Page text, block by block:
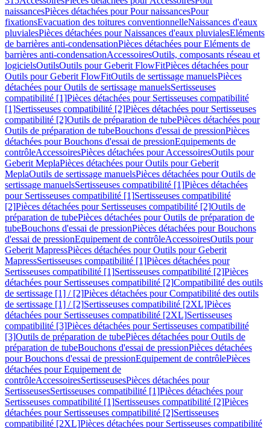
naissancesPièces détachées pour Pour naissancesPour
fixationsEvacuation des toitures conventionnelleNaissances d'eaux
pluvialesPièces détachées pour Naissances d'eaux pluvialesEléments
de barrières anti-condensationPièces détachées pour Eléments de
barrières anti-condensationAccessoiresOutils, composants réseau et
logicielsOutilsOutils pour Geberit FlowFitPièces détachées pour
Outils pour Geberit FlowFitOutils de sertissage manuelsPièces
détachées pour Outils de sertissage manuelsSertisseuses
compatibilité [1]Pièces détachées pour Sertisseuses compatibilité
[1]Sertisseuses compatibilité [2]Pièces détachées pour Sertisseuses
compatibilité [2]Outils de préparation de tubePièces détachées pour
Outils de préparation de tubeBouchons d'essai de pressionPièces
détachées pour Bouchons d'essai de pressionEquipements de
contrôleAccessoiresPièces détachées pour AccessoiresOutils pour
Geberit MeplaPièces détachées pour Outils pour Geberit
MeplaOutils de sertissage manuelsPièces détachées pour Outils de
sertissage manuelsSertisseuses compatibilité [1]Pièces détachées
pour Sertisseuses compatibilité [1]Sertisseuses compatibilité
[2]Pièces détachées pour Sertisseuses compatibilité [2]Outils de
préparation de tubePièces détachées pour Outils de préparation de
tubeBouchons d'essai de pressionPièces détachées pour Bouchons
d'essai de pressionEquipement de contrôleAccessoiresOutils pour
Geberit MapressPièces détachées pour Outils pour Geberit
MapressSertisseuses compatibilité [1]Pièces détachées pour
Sertisseuses compatibilité [1]Sertisseuses compatibilité [2]Pièces
détachées pour Sertisseuses compatibilité [2]Compatibilité des outils
de sertissage [1] / [2]Pièces détachées pour Compatibilité des outils
de sertissage [1] / [2]Sertisseuses compatibilité [2XL]Pièces
détachées pour Sertisseuses compatibilité [2XL]Sertisseuses
compatibilité [3]Pièces détachées pour Sertisseuses compatibilité
[3]Outils de préparation de tubePièces détachées pour Outils de
préparation de tubeBouchons d'essai de pressionPièces détachées
pour Bouchons d'essai de pressionEquipement de contrôlePièces
détachées pour Equipement de
contrôleAccessoiresSertisseusesPièces détachées pour
SertisseusesSertisseuses compatibilité [1]Pièces détachées pour
Sertisseuses compatibilité [1]Sertisseuses compatibilité [2]Pièces
détachées pour Sertisseuses compatibilité [2]Sertisseuses
compatibilité [2XL]Pièces détachées pour Sertisseuses compatibilité